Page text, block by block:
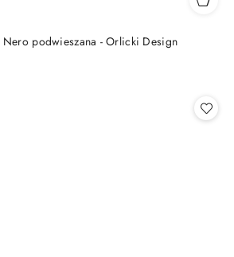
Nero podwieszana - Orlicki Design